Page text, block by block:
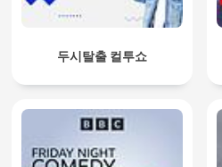
두시탈출 컬투쇼